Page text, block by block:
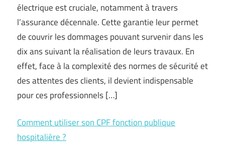
électrique est cruciale, notamment à travers
l’assurance décennale. Cette garantie leur permet
de couvrir les dommages pouvant survenir dans les
dix ans suivant la réalisation de leurs travaux. En
effet, face à la complexité des normes de sécurité et
des attentes des clients, il devient indispensable
pour ces professionnels […]
Comment utiliser son CPF fonction publique
hospitalière ?